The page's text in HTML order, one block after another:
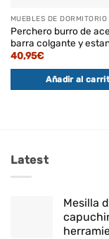
MUEBLES DE DORMITORIO
Perchero burro de
barra colgante y
40,95€
Añadir al
Latest
Mesilla